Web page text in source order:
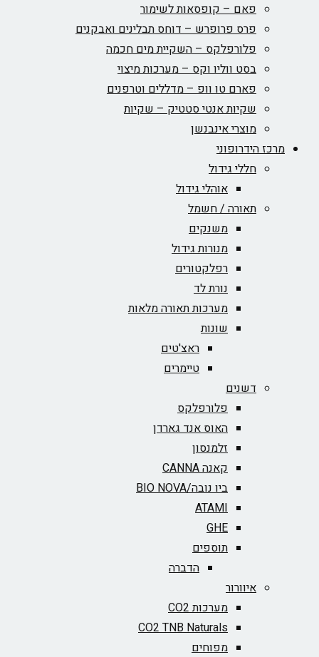
פאם – קופסאות לשימור
פרס פרופרש – דוחס תבלינים ואבקנים
פלורפלקס – השקיית מים חכמה
בסט ווליו וקס – מערכות מיצוי
פארם טו וופ – מדללים וטרפנים
שקיות אנטי סטטיק – שקיות
מוצרי אינבנשן
מרכז הידרופוני
חללי גידול
אוהלי גידול
תאורה / חשמל
משנקים
מנורות גידול
רפלקטורים
נורת לד
מערכות תאורה מלאות
שונות
ראצ'טים
טיימרים
דשנים
פלורפלקס
האוס אנד גארדן
זלמנסון
קאנה CANNA
ביו נובה/BIO NOVA‏
ATAMI
GHE
תוספים
הדברה
איוורור
מערכות CO2
CO2 TNB Naturals
מפוחים